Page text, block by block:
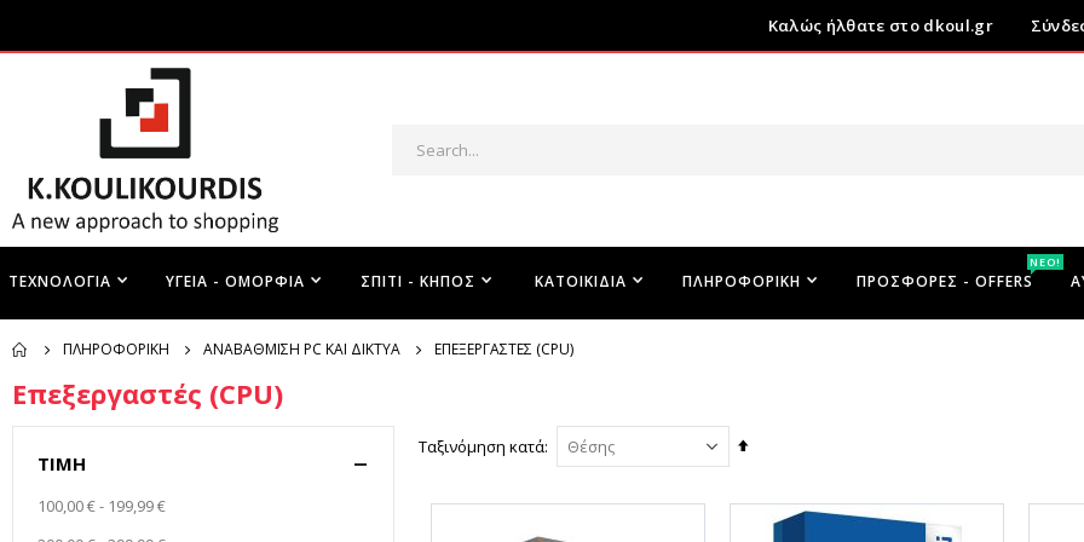
Καλώς ήλθατε στο dkoul.gr
ΚΑΤΟΙΚΊΔΙΑ
ΤΕΧΝΟΛΟΓΊΑ ΥΓΕΊΑ - ΟΜΟΡΦΙΆ ΠΛΗΡΟΦΟΡΙΚΉ
ΣΠΊΤΙ - ΚΉΠΟΣ ΠΡΟΣΦΟΡΕΣ - OFFERS
ΝΕΟ!
ΠΛΗΡΟΦΟΡΙΚΉ ΑΝΑΒΆΘΜΙΣΗ PC ΚΑΙ ΔΊΚΤΥΑ ΕΠΕΞΕΡΓΑΣΤΈΣ (CPU)
Επεξεργαστές (CPU)
Ταξινόμηση κατά
Φθίνουσα
ΤΙΜΉ
100,00 €- 199,99 €